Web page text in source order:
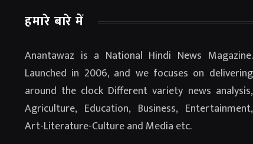
हमारे बारे में
Anantawaz is a National Hindi News Magazine.
Launched in 2006, and we focuses on delivering
around the clock Different variety news analysis,
Agriculture, Education, Business, Entertainment,
Art-Literature-Culture and Media etc.